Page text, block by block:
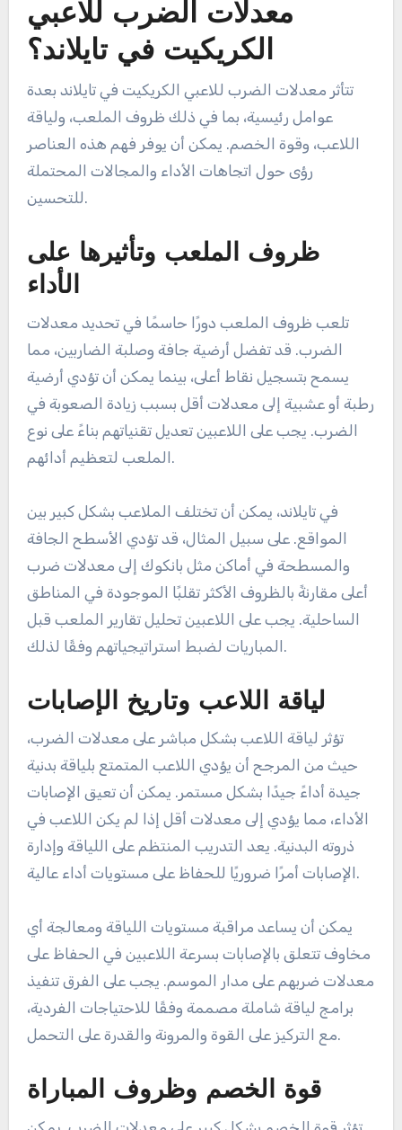
معدلات الضرب للاعبي
الكريكيت في تايلاند؟
تتأثر معدلات الضرب للاعبي الكريكيت في تايلاند بعدة
عوامل رئيسية، بما في ذلك ظروف الملعب، ولياقة
اللاعب، وقوة الخصم. يمكن أن يوفر فهم هذه العناصر
رؤى حول اتجاهات الأداء والمجالات المحتملة
للتحسين.
ظروف الملعب وتأثيرها على
الأداء
تلعب ظروف الملعب دورًا حاسمًا في تحديد معدلات
الضرب. قد تفضل أرضية جافة وصلبة الضاربين، مما
يسمح بتسجيل نقاط أعلى، بينما يمكن أن تؤدي أرضية
رطبة أو عشبية إلى معدلات أقل بسبب زيادة الصعوبة في
الضرب. يجب على اللاعبين تعديل تقنياتهم بناءً على نوع
الملعب لتعظيم أدائهم.
في تايلاند، يمكن أن تختلف الملاعب بشكل كبير بين
المواقع. على سبيل المثال، قد تؤدي الأسطح الجافة
والمسطحة في أماكن مثل بانكوك إلى معدلات ضرب
أعلى مقارنةً بالظروف الأكثر تقلبًا الموجودة في المناطق
الساحلية. يجب على اللاعبين تحليل تقارير الملعب قبل
المباريات لضبط استراتيجياتهم وفقًا لذلك.
لياقة اللاعب وتاريخ الإصابات
تؤثر لياقة اللاعب بشكل مباشر على معدلات الضرب،
حيث من المرجح أن يؤدي اللاعب المتمتع بلياقة بدنية
جيدة أداءً جيدًا بشكل مستمر. يمكن أن تعيق الإصابات
الأداء، مما يؤدي إلى معدلات أقل إذا لم يكن اللاعب في
ذروته البدنية. يعد التدريب المنتظم على اللياقة وإدارة
الإصابات أمرًا ضروريًا للحفاظ على مستويات أداء عالية.
يمكن أن يساعد مراقبة مستويات اللياقة ومعالجة أي
مخاوف تتعلق بالإصابات بسرعة اللاعبين في الحفاظ على
معدلات ضربهم على مدار الموسم. يجب على الفرق تنفيذ
برامج لياقة شاملة مصممة وفقًا للاحتياجات الفردية،
مع التركيز على القوة والمرونة والقدرة على التحمل.
قوة الخصم وظروف المباراة